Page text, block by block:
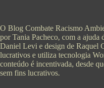
O Blog Combate Racismo
por Tania Pacheco, com a ajuda
Daniel Levi e design de Raquel
lucrativos e utiliza tecnologia
conteúdo é incentivada, desde
sem fins lucrativos.